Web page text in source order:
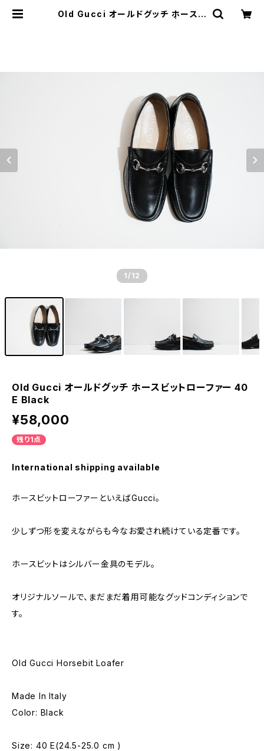
Old Gucci オールドグッチ ホースビ
1 /12
Old Gucci オールドグッチ ホースビットローファー 40
E Black
¥58,000
残り1点
International shipping available
ホースビットローファーといえばGucci。
少しずつ形を変えながらも今なお愛され続けている定番です。
ホースビットはシルバー金具のモデル。
オリジナルソールで、まだまだ着用可能なグッドコンディションで
す。
Old Gucci Horsebit Loafer
Made In Italy
Color: Black
Size: 40 E(24.5-25.0 cm )